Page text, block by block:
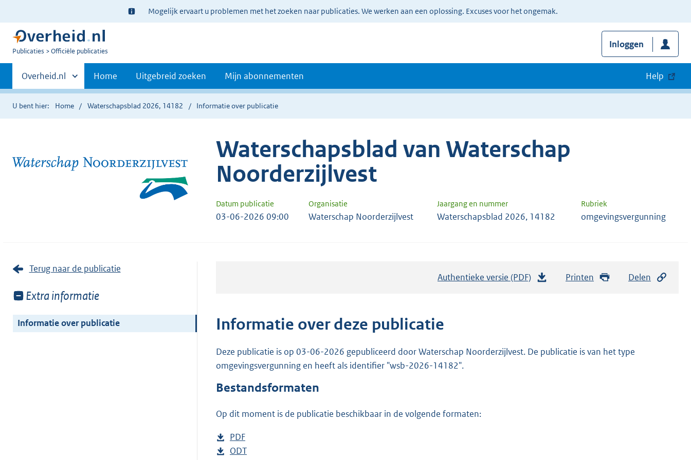
Ter
informatie:
Mogelijk ervaart u problemen met het zoeken naar publicaties. We werken aan een oplossing. Excuses voor het ongemak.
U
Publicaties Officiële publicaties
Inloggen
Primaire
navigatie
Andere
sites
binnen
Overheid.nl Home Uitgebreid zoeken Mijn abonnementen Help
U bent hier: Home Waterschapsblad 2026, 14182 Informatie over publicatie
Waterschapsblad van Waterschap
Noorderzijlvest
Datum publicatie Organisatie Jaargang en nummer Rubriek
03-06-2026 09:00 Waterschap Noorderzijlvest Waterschapsblad 2026, 14182 omgevingsvergunning
Terug naar de publicatie
Toon
van:
Extra informatie
Informatie over publicatie
Authentieke versie (PDF)
n
Printen Delen
Informatie over deze publicatie
Deze publicatie is op 03-06-2026 gepubliceerd door Waterschap Noorderzijlvest. De publicatie is van het type
omgevingsvergunning en heeft als identifier "wsb-2026-14182".
Bestandsformaten
Op dit moment is de publicatie beschikbaar in de volgende formaten:
D
o
PDF
e
D
ODT